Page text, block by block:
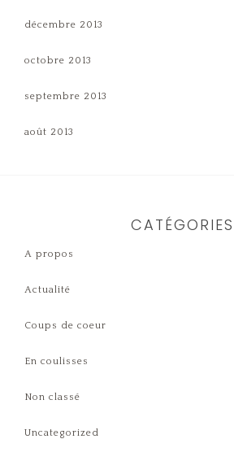
décembre 2013
octobre 2013
septembre 2013
août 2013
CATÉGORIES
A propos
Actualité
Coups de coeur
En coulisses
Non classé
Uncategorized